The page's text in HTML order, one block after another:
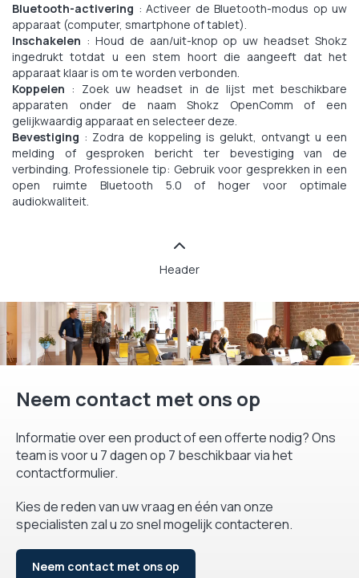
Bluetooth-activering : Activeer de Bluetooth-modus op uw
apparaat (computer, smartphone of tablet).
Inschakelen : Houd de aan/uit-knop op uw headset Shokz
ingedrukt totdat u een stem hoort die aangeeft dat het
apparaat klaar is om te worden verbonden.
Koppelen : Zoek uw headset in de lijst met beschikbare
apparaten onder de naam Shokz OpenComm of een
gelijkwaardig apparaat en selecteer deze.
Bevestiging : Zodra de koppeling is gelukt, ontvangt u een
melding of gesproken bericht ter bevestiging van de
verbinding. Professionele tip: Gebruik voor gesprekken in een
open ruimte Bluetooth 5.0 of hoger voor optimale
audiokwaliteit.
Header
Neem contact met ons op
Informatie over een product of een offerte nodig? Ons
team is voor u 7 dagen op 7 beschikbaar via het
contactformulier.
Kies de reden van uw vraag en één van onze
specialisten zal u zo snel mogelijk contacteren.
Neem contact met ons op